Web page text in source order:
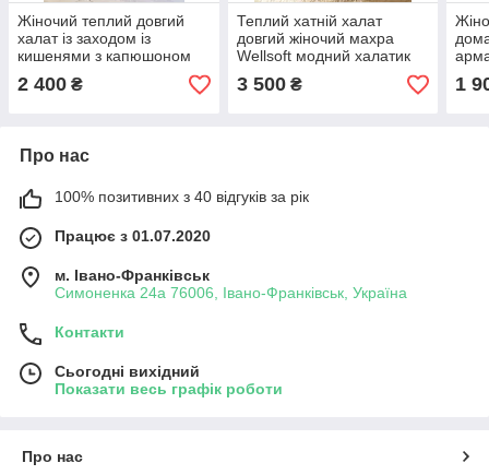
Жіночий теплий довгий
халат із заходом із
кишенями з капюшоном
полірована махра
2 400 ₴
Теплий хатній халат
довгий жіночий махра
Wellsoft модний халатик
3 500₴ 1
Про нас
100% позитивних з 40 відгуків за рік
Працює з 01.07.2020
м. Івано-Франківськ
Симоненка 24а 76006, Івано-Франківськ, Україна
Контакти
Сьогодні вихідний
Показати весь графік роботи
Про нас